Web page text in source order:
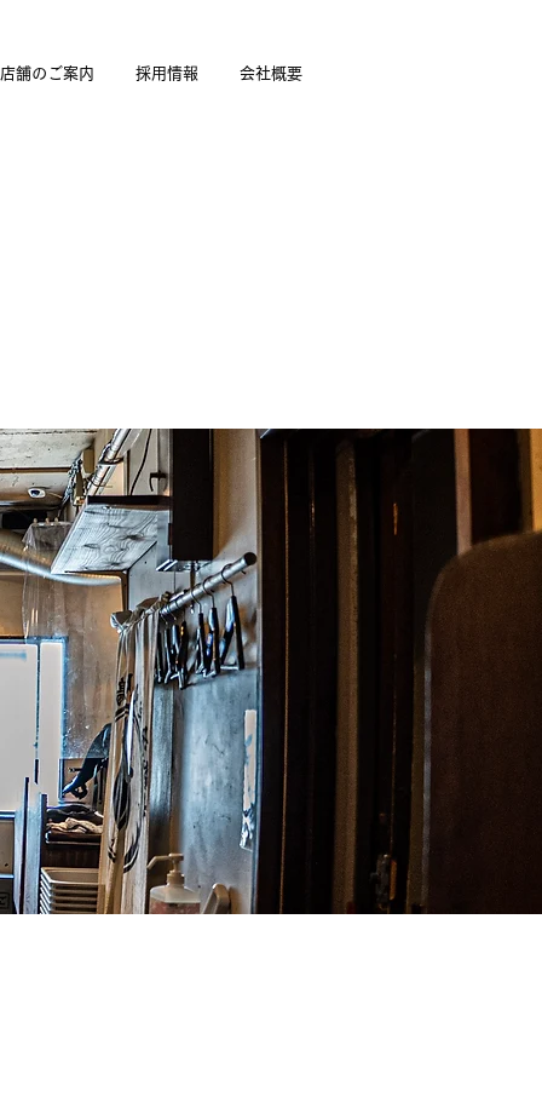
店舗のご案内 採用情報 会社概要